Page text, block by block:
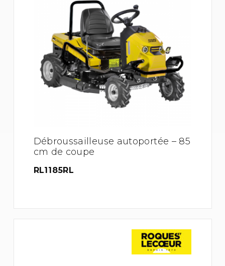
Débroussailleuse autoportée – 85
cm de coupe
RL1185RL